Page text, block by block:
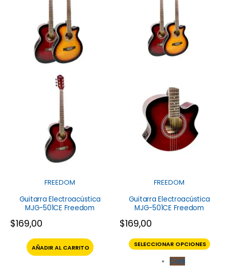
FREEDOM
Guitarra Electroacústica
MJG-501CE Freedom
$169,00
AÑADIR AL CARRITO
FREEDOM
Guitarra Electroacústica
MJG-501CE Freedom
$169,00
SELECCIONAR OPCIONES
Café